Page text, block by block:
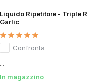
Liquido Ripetitore - Triple R
Garlic
Confronta
...
In magazzino